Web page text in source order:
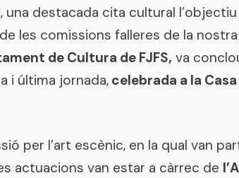
, una destacada cita cultural
les comissions falleres de la
de Cultura de FJFS, va
i última jornada,celebrada a la
per l’art escènic, en la qual van
actuacions van estar a càrrec de